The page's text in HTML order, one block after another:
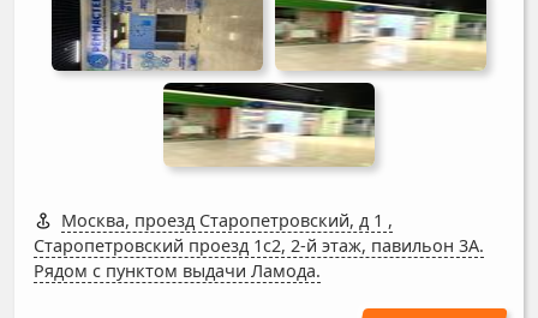
Москва, проезд Старопетровский, д 1 ,
Старопетровский проезд 1с2, 2-й этаж, павильон 3А.
Рядом с пунктом выдачи Ламода.